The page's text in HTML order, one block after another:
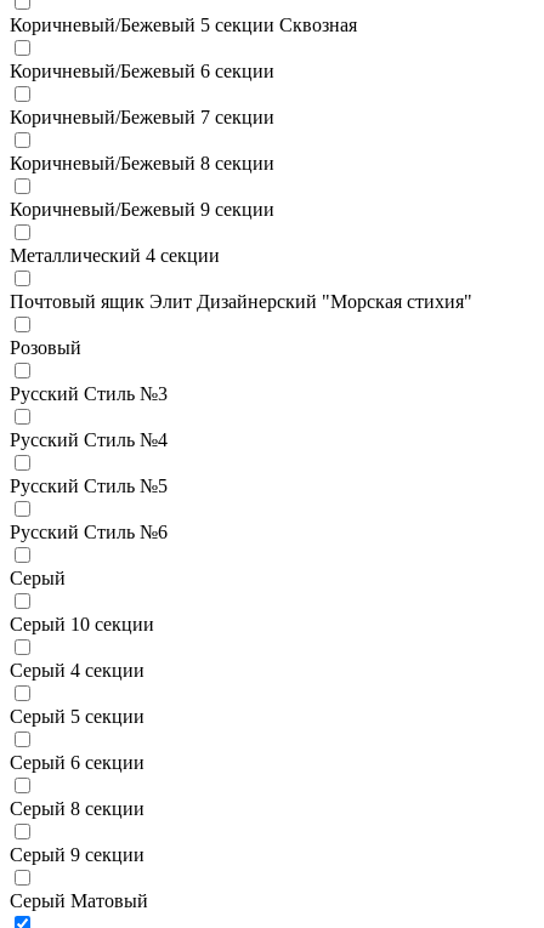
Коричневый/Бежевый 5 секции Сквозная
Коричневый/Бежевый 6 секции
Коричневый/Бежевый 7 секции
Коричневый/Бежевый 8 секции
Коричневый/Бежевый 9 секции
Металлический 4 секции
Почтовый ящик Элит Дизайнерский "Морская стихия"
Розовый
Русский Стиль №3
Русский Стиль №4
Русский Стиль №5
Русский Стиль №6
Серый
Серый 10 секции
Серый 4 секции
Серый 5 секции
Серый 6 секции
Серый 8 секции
Серый 9 секции
Серый Матовый